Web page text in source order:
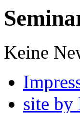
Keine
site by